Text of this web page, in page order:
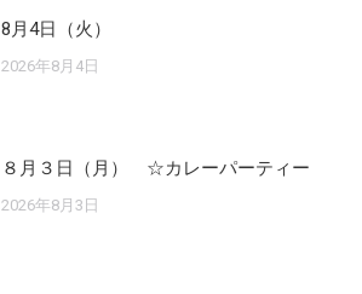
8月4日（火）
2026年8月4日
８月３日（月） ☆カレーパーティー
2026年8月3日